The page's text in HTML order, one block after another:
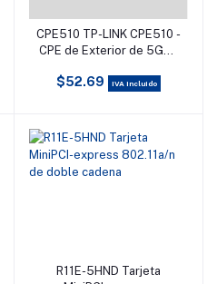
Añadir al carrito
CPE510 TP-LINK CPE510 -
CPE de Exterior de 5GHz
tecnología Pharos
administración
centralizada - Control
Pharos, modos: AP,
$52.69 IVA incluido
Añadir al carrito
R11E-5HND Tarjeta